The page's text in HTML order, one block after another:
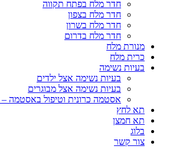
חדר מלח בפתח תקווה
חדר מלח בצפון
חדר מלח בשרון
חדר מלח בדרום
מנורת מלח
כרית מלח
בעיות נשימה
בעיות נשימה אצל ילדים
בעיות נשימה אצל מבוגרים
אסטמה כרונית וטיפול באסטמה
תא לחץ
תא חמצן
בלוג
צור קשר